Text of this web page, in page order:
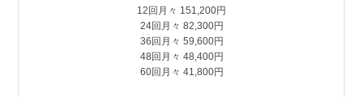
12回月々 151,200円
24回月々 82,300円
36回月々 59,600円
48回月々 48,400円
60回月々 41,800円